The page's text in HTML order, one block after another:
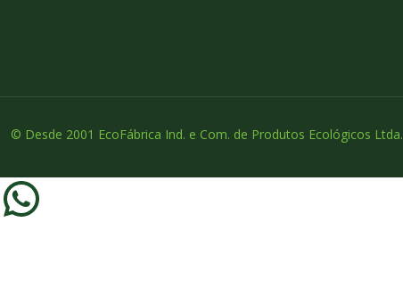
© Desde 2001 EcoFábrica Ind. e Com. de Produtos Ecológicos Ltda.